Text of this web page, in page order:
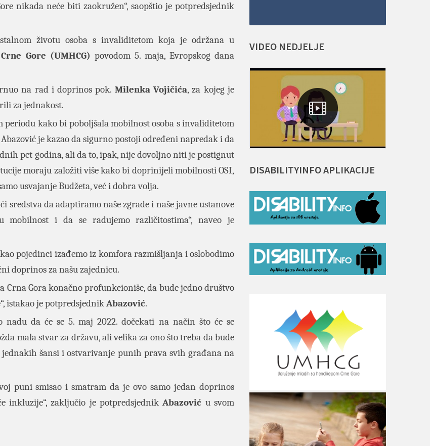
nikada neće biti zaokružen“, saopštio je potpredsjednik
životu osoba s invaliditetom koja je održana u
Gore (UMHCG) povodom 5. maja, Evropskog dana
na rad i doprinos pok. Milenka Vojičića, za kojeg je
za jednakost.
periodu kako bi poboljšala mobilnost osoba s invaliditetom
je kazao da sigurno postoji određeni napredak i da
pet godina, ali da to, ipak, nije dovoljno niti je postignut
moraju založiti više kako bi doprinijeli mobilnosti OSI,
usvajanje Budžeta, već i dobra volja.
sredstva da adaptiramo naše zgrade i naše javne ustanove
mobilnost i da se radujemo različitostima“, naveo je
pojedinci izađemo iz komfora razmišljanja i oslobodimo
doprinos za našu zajednicu.
Crna Gora konačno profunkcioniše, da bude jedno društvo
istakao je potpredsjednikAbazović.
da će se 5. maj 2022. dočekati na način što će se
mala stvar za državu, ali velika za ono što treba da bude
šansi i ostvarivanje punih prava svih građana na
puni smisao i smatram da je ovo samo jedan doprinos
inkluzije“, zaključio je potpredsjednikAbazović u svom
VIDEO NEDJELJE
DISABILITYINFOAPLIKACIJE